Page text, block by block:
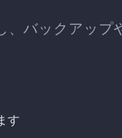
、バックアップ
す